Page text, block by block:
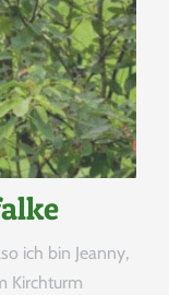
ich bin Jeanny,
Kirchturm